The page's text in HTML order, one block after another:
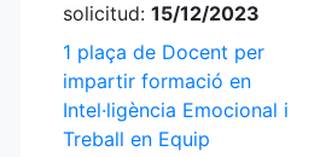
solicitud: 15/12/2023
1 plaça de Docent per
impartir formació en
Intel·ligència Emocional i
Treball en Equip